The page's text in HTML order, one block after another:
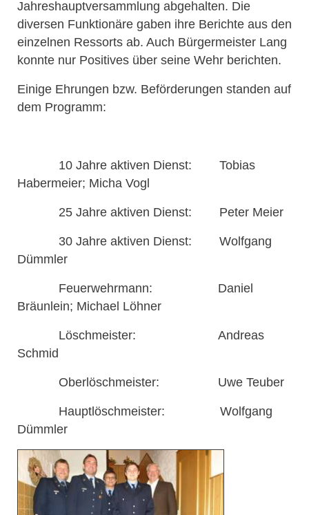
Jahreshauptversammlung abgehalten. Die
diversen Funktionäre gaben ihre Berichte aus den
einzelnen Ressorts ab. Auch Bürgermeister Lang
konnte nur Positives über seine Wehr berichten.
Einige Ehrungen bzw. Beförderungen standen auf
dem Programm:
10 Jahre aktiven Dienst: Tobias
Habermeier; Micha Vogl
25 Jahre aktiven Dienst: Peter Meier
30 Jahre aktiven Dienst: Wolfgang
Dümmler
Feuerwehrmann: Daniel
Bräunlein; Michael Löhner
Löschmeister: Andreas
Schmid
Oberlöschmeister: Uwe Teuber
Hauptlöschmeister: Wolfgang
Dümmler